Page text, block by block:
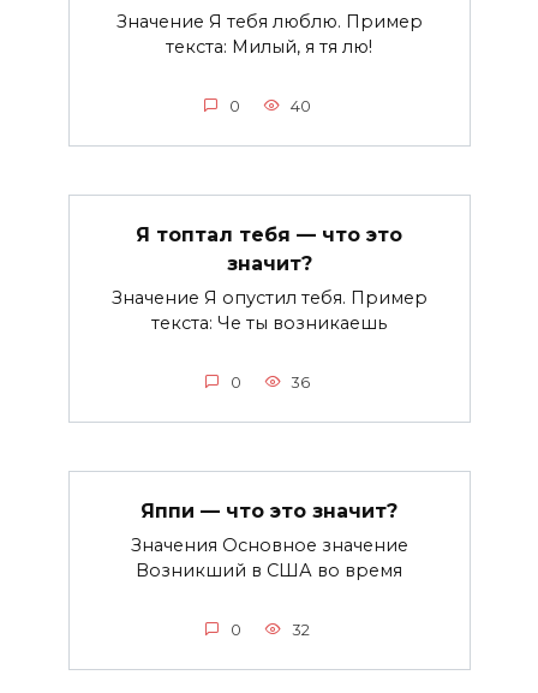
Значение Я тебя люблю. Пример
текста: Милый, я тя лю!
0 40
Я топтал тебя — что это
значит?
Значение Я опустил тебя. Пример
текста: Че ты возникаешь
0 36
Яппи — что это значит?
Значения Основное значение
Возникший в США во время
0 32